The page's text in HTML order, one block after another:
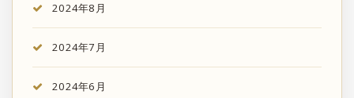
2024年8月
2024年7月
2024年6月